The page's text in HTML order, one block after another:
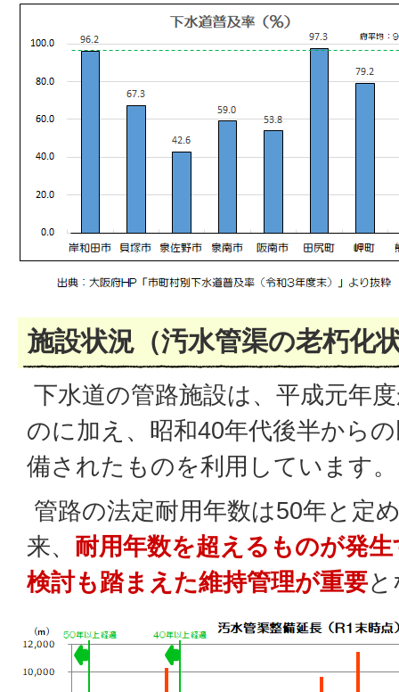
施設状況（汚水管渠の老朽化
下水道の管路施設は、平成元年
のに加え、昭和40年代後半から
備されたものを利用しています。
管路の法定耐用年数は50年と定
来、 耐用年数を超えるものが発
検討も踏まえた維持管理が重要